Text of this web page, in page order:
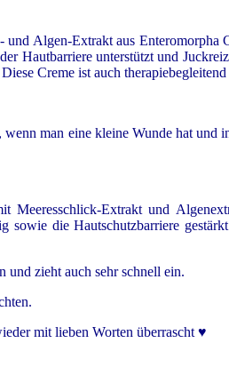
Algen-Extrakt aus
Hautbarriere unterstützt und
Creme ist auch
man eine kleine Wunde hat
Meeresschlick-Extrakt und
die Hautschutzbarriere
und zieht auch sehr schnell ein.
mit lieben Worten überrascht ♥